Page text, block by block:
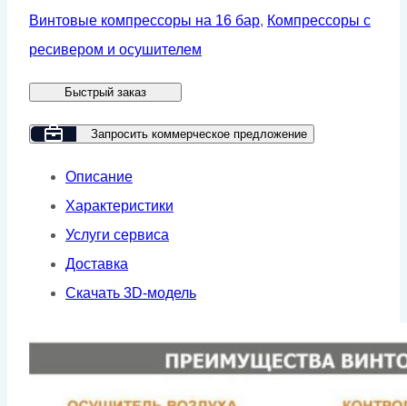
GMP
GM
16-
500D
лазера)
Винтовые компрессоры на 16 бар, Компрессоры с
ресивером и осушителем
Быстрый заказ
Запросить коммерческое предложение
Описание
Характеристики
Услуги сервиса
Доставка
Скачать 3D-модель